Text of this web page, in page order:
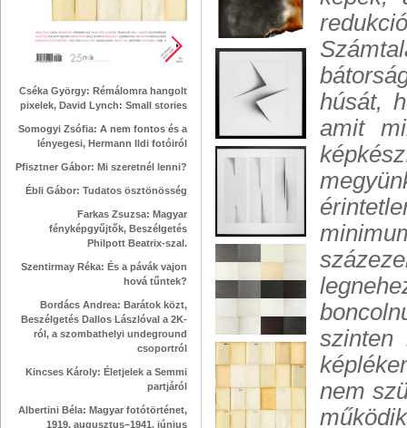
Cséka György: Rémálomra hangolt
pixelek, David Lynch: Small stories
Somogyi Zsófia: A nem fontos és a
lényegesi, Hermann Ildi fotóiról
Pfisztner Gábor: Mi szeretnél lenni?
Ébli Gábor: Tudatos ösztönösség
Farkas Zsuzsa: Magyar
fényképgyűjtők, Beszélgetés
Philpott Beatrix-szal.
Szentirmay Réka: És a pávák vajon
hová tűntek?
Bordács Andrea: Barátok közt,
Beszélgetés Dallos Lászlóval a 2K-
ról, a szombathelyi undeground
csoportról
Kincses Károly: Életjelek a Semmi
partjáról
Albertini Béla: Magyar fotótörténet,
1919. augusztus–1941. június
húsát,
amit
szinten
nem